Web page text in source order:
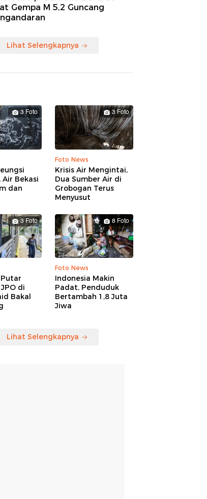
Gempa M 5,2 Guncang
Lihat Selengkapnya
3 Foto
Air Bekasi
dan
3 Foto
Foto News
Krisis Air Mengintai,
Dua Sumber Air di
Grobogan Terus
Menyusut
3 Foto
di
Bakal
8 Foto
Foto News
Indonesia Makin
Padat, Penduduk
Bertambah 1,8 Juta
Jiwa
Lihat Selengkapnya